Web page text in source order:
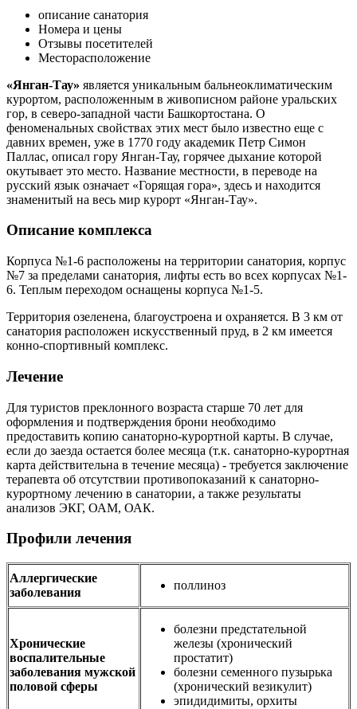
описание санатория
Номера и цены
Отзывы посетителей
Месторасположение
«Янган-Тау» является уникальным бальнеоклиматическим
курортом, расположенным в живописном районе уральских
гор, в северо-западной части Башкортостана. О
феноменальных свойствах этих мест было известно еще с
давних времен, уже в 1770 году академик Петр Симон
Паллас, описал гору Янган-Тау, горячее дыхание которой
окутывает это место. Название местности, в переводе на
русский язык означает «Горящая гора», здесь и находится
знаменитый на весь мир курорт «Янган-Тау».
Описание комплекса
Корпуса №1-6 расположены на территории санатория, корпус
№7 за пределами санатория, лифты есть во всех корпусах №1-
6. Теплым переходом оснащены корпуса №1-5.
Территория озеленена, благоустроена и охраняется. В 3 км от
санатория расположен искусственный пруд, в 2 км имеется
конно-спортивный комплекс.
Лечение
Для туристов преклонного возраста старше 70 лет для
оформления и подтверждения брони необходимо
предоставить копию санаторно-курортной карты. В случае,
если до заезда остается более месяца (т.к. санаторно-курортная
карта действительна в течение месяца) - требуется заключение
терапевта об отсутствии противопоказаний к санаторно-
курортному лечению в санатории, а также результаты
анализов ЭКГ, ОАМ, ОАК.
Профили лечения
Аллергические
заболевания
поллиноз
Хронические
воспалительные
заболевания мужской
половой сферы
болезни предстательной
железы (хронический
простатит)
болезни семенного пузырька
(хронический везикулит)
эпидидимиты, орхиты